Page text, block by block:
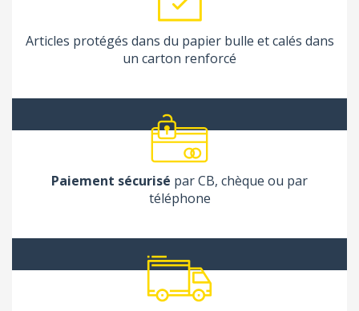
Articles protégés dans du papier bulle et calés dans
un carton renforcé
Paiement sécurisé par CB, chèque ou par
téléphone